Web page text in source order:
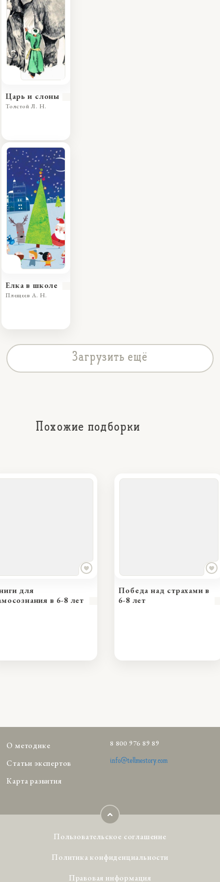
Царь и слоны
Толстой Л. Н.
Елка в школе
Плещеев А. Н.
Загрузить ещё
Похожие подборки
в 6-8 лет
Победа над страхами в
6-8 лет
О методике
Статьи экспертов
Карта развития
8 800 976 89 89
info@tellmestory.com
Пользовательское соглашение
Политика конфиденциальности
Правовая информация